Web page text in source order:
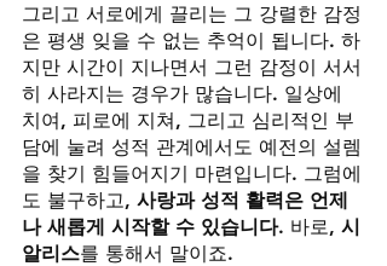
그리고 서로에게 끌리는 그 강렬한 감정
은 평생 잊을 수 없는 추억이 됩니다. 하
지만 시간이 지나면서 그런 감정이 서서
히 사라지는 경우가 많습니다. 일상에
치여, 피로에 지쳐, 그리고 심리적인 부
담에 눌려 성적 관계에서도 예전의 설렘
을 찾기 힘들어지기 마련입니다. 그럼에
도 불구하고, 사랑과 성적 활력은 언제
나 새롭게 시작할 수 있습니다. 바로, 시
알리스를 통해서 말이죠.